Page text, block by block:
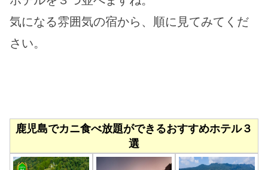
気になる雰囲気の宿から、順に見てみてくだ
さい。
鹿児島でカニ食べ放題ができるおすすめホテル３
選